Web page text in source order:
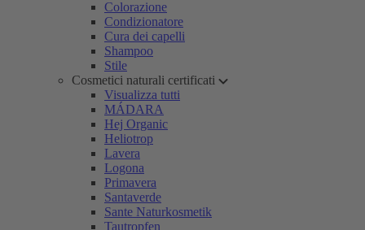
Colorazione
Condizionatore
Cura dei capelli
Shampoo
Stile
Cosmetici naturali certificati
Visualizza tutti
MÁDARA
Hej Organic
Heliotrop
Lavera
Logona
Primavera
Santaverde
Sante Naturkosmetik
Tautropfen